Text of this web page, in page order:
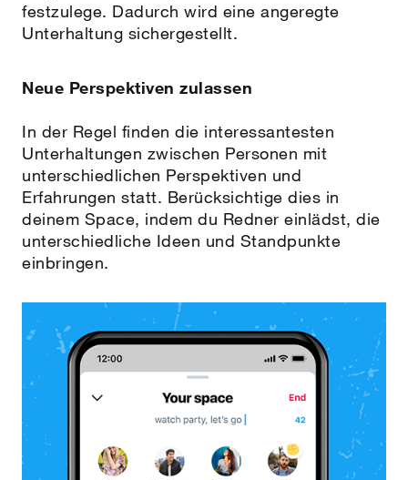
festzulege. Dadurch wird eine angeregte
Unterhaltung sichergestellt.
Neue Perspektiven zulassen
In der Regel finden die interessantesten
Unterhaltungen zwischen Personen mit
unterschiedlichen Perspektiven und
Erfahrungen statt. Berücksichtige dies in
deinem Space, indem du Redner einlädst, die
unterschiedliche Ideen und Standpunkte
einbringen.